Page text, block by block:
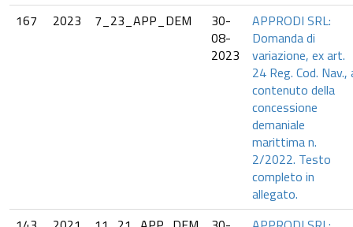
167
2023 7_23_APP_DEM
30-
08-
2023
APPRODI SRL:
Domanda di
variazione, ex art.
24 Reg. Cod. Nav.,
contenuto della
concessione
demaniale
marittima n.
2/2022. Testo
completo in
allegato.